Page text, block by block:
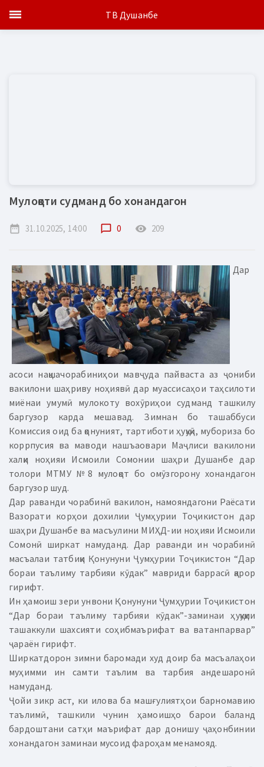
Мулоқоти судманд бо хонандагон
date_range 31.10.2025, 14:00 chat_bubble_outline 0 remove_red_eye 209
Дар
асоси нақшачорабиниҳои мавҷуда пайваста аз ҷониби
вакилони шаҳриву ноҳиявӣ дар муассисаҳои таҳсилоти
миёнаи умумӣ мулокоту вохӯриҳои судманд ташкилу
баргузор карда мешавад. Зимнан бо ташаббуси
Комиссия оид ба қонуният, тартиботи ҳуқуқӣ, мубориза бо
коррпусия ва маводи нашъаовари Маҷлиси вакилони
халқи ноҳияи Исмоили Сомонии шаҳри Душанбе дар
толори МТМУ №8 мулоқот бо омӯзгорону хонандагон
баргузор шуд.
Дар раванди чорабинӣ вакилон, намояндагони Раёсати
Вазорати корҳои дохилии Ҷумҳурии Тоҷикистон дар
шаҳри Душанбе ва масъулини МИҲД-ии ноҳияи Исмоили
Сомонӣ ширкат намуданд. Дар раванди ин чорабинӣ
масъалаи татбиқи Қонунуни Ҷумҳурии Тоҷикистон “Дар
бораи таълиму тарбияи кӯдак” мавриди баррасӣ қарор
гирифт.
Ин ҳамоиш зери унвони Қонунуни Ҷумҳурии Тоҷикистон
“Дар бораи таълиму тарбияи кӯдак”-заминаи ҳуқуқии
ташаккули шахсияти соҳибмаърифат ва ватанпарвар”
ҷараён гирифт.
Ширкатдорон зимни баромади худ доир ба масъалаҳои
муҳимми ин самти таълим ва тарбия андешаронӣ
намуданд.
Ҷойи зикр аст, ки илова ба машғулиятҳои барномавию
таълимӣ, ташкили чунин ҳамоишҳо барои баланд
бардоштани сатҳи маърифат дар донишу ҷаҳонбинии
хонандагон заминаи мусоид фароҳам менамояд.
ТВ Душанбе